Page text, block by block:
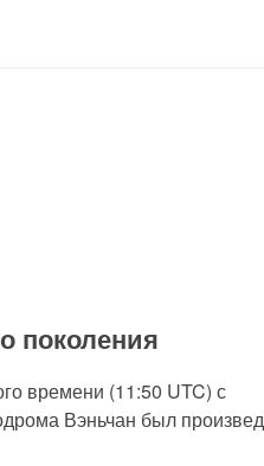
поколения
времени (11:50 UTC) с
Вэньчан был